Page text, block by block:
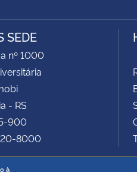
SEDE
nº 1000
- RS
900
8000
à